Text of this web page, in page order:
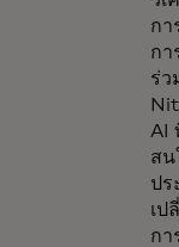
กา
กา
ร่ว
AI
สน
ปร
เป
กา